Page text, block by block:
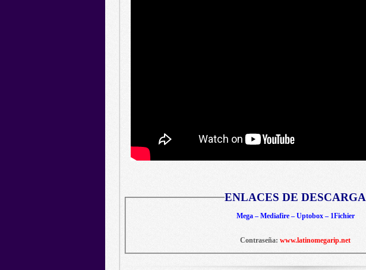
ENLACES DE DESCARGA
Mega – Mediafire – Uptobox – 1Fichier
Contraseña: www.latinomegarip.net